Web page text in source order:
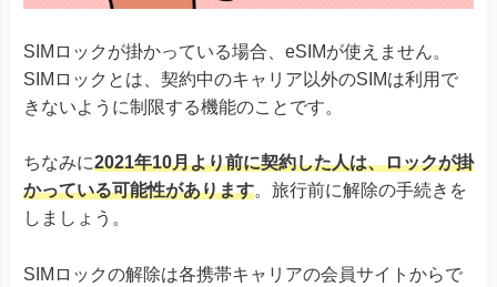
Motorola
Razr 5G※ソフトバンク版除く
Razr 40
Razr 40 ultra
Edge 40
G53J 5G
G53S 5G
Huawei Mate 40 Pro
SIMロックが掛かっている場合、eSIMが使えません。
SIMロックとは、契約中のキャリア以外のSIMは利用で
きないように制限する機能のことです。
ちなみに2021年10月より前に契約した人は、ロックが掛
かっている可能性があります。旅行前に解除の手続きを
しましょう。
SIMロックの解除は各携帯キャリアの会員サイトからで